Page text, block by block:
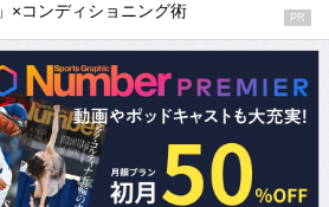
」×コンディショニング術 PR